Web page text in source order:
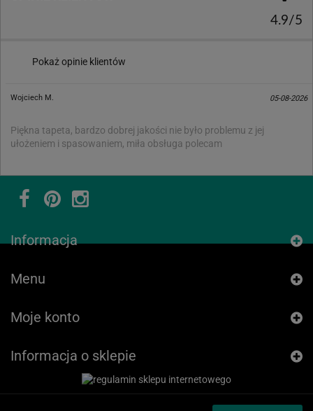
4.9/5
Pokaż opinie klientów
Wojciech M. 05-08-2026
Piękna tapeta, bardzo dobrej jakości nie było problemu z jej
ułożeniem i spasowaniem, miła obsługa polecam
Informacja
Menu
Moje konto
Informacja o sklepie